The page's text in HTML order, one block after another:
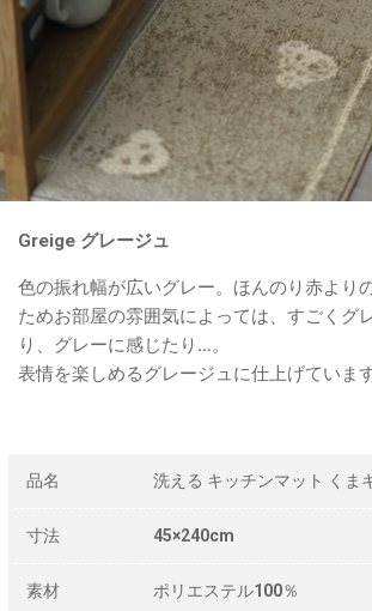
Greige グレージュ
色の振れ幅が広いグレー。ほんのり赤より
ためお部屋の雰囲気によっては、すごくグ
り、グレーに感じたり…。
表情を楽しめるグレージュに仕上げています
品名 洗える キッチンマット くま
寸法 45×240cm
素材 ポリエステル100％